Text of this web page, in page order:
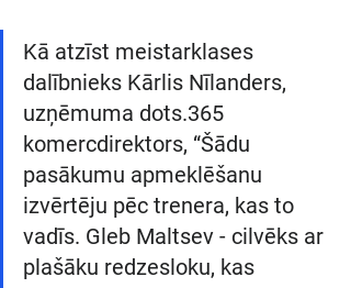
Kā atzīst meistarklases
dalībnieks Kārlis Nīlanders,
uzņēmuma dots.365
komercdirektors, “Šādu
pasākumu apmeklēšanu
izvērtēju pēc trenera, kas to
vadīs. Gleb Maltsev - cilvēks ar
plašāku redzesloku, kas